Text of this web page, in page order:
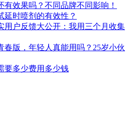
有效果吗？不同品牌不同影响！
延时喷剂的有效性？
用户反馈大公开：我用三个月收集
春版，年轻人真能用吗？25岁小伙
要多少费用多少钱